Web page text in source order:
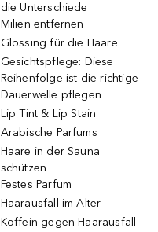
die Unterschiede
Milien entfernen
Glossing für die Haare
Gesichtspflege: Diese
Reihenfolge ist die richtige
Dauerwelle pflegen
Lip Tint & Lip Stain
Arabische Parfums
Haare in der Sauna
schützen
Festes Parfum
Haarausfall im Alter
Koffein gegen Haarausfall